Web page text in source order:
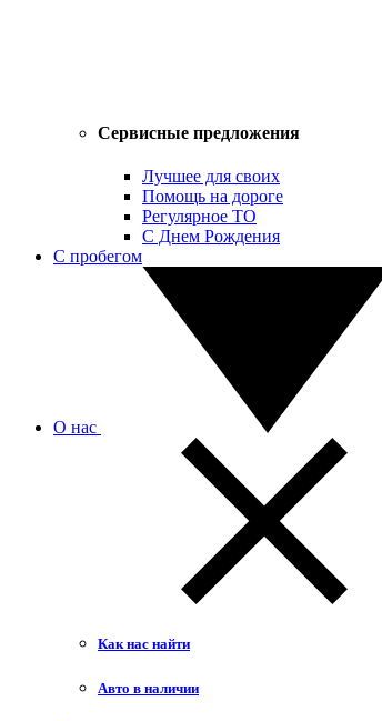
Сервисные предложения
Лучшее для своих
Помощь на дороге
Регулярное ТО
С Днем Рождения
С пробегом
О нас
Как нас найти
Авто в наличии